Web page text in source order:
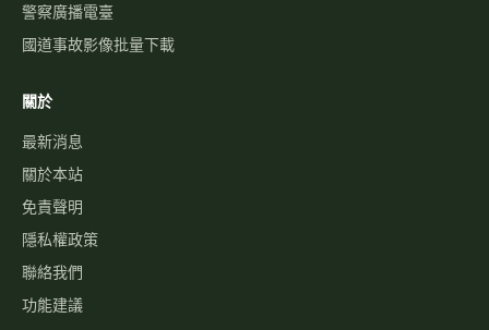
警察廣播電臺
國道事故影像批量下載
關於
最新消息
關於本站
免責聲明
隱私權政策
聯絡我們
功能建議